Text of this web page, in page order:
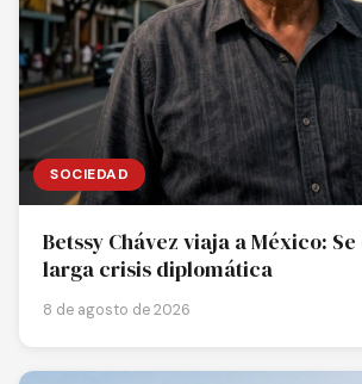
SOCIEDAD
Betssy Chávez viaja a México:
larga crisis diplomática
8 de agosto de 2026